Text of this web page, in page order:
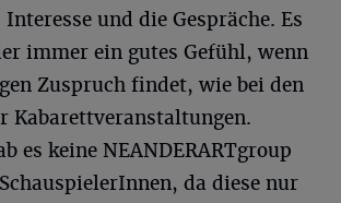
und die Gespräche. Es
immer ein gutes Gefühl, wenn
Zuspruch findet, wie bei den
Kabarettveranstaltungen.
es keine NEANDERARTgroup
da diese nur